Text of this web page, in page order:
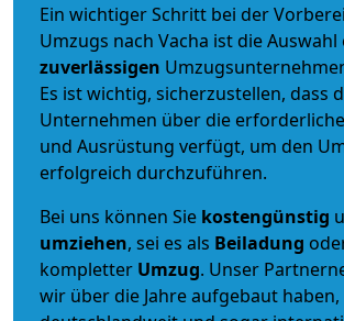
Ein wichtiger Schritt bei der
Umzugs nach Vacha ist die Auswahl
zuverlässigen
Es ist wichtig, sicherzustellen, dass
Unternehmen über die
und Ausrüstung verfügt, um den
erfolgreich durchzuführen.
Bei uns können Sie kostengünstig
umziehen, sei es als Beiladung
kompletter Umzug. Unser
wir über die Jahre aufgebaut